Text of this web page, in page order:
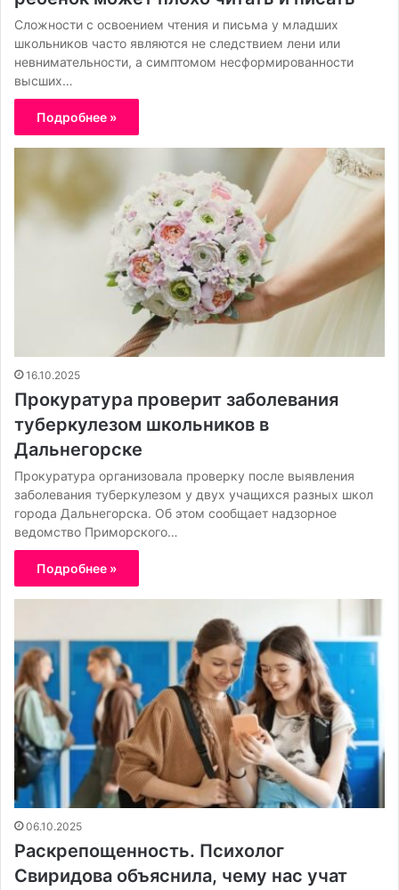
Сложности с освоением чтения и письма у младших
школьников часто являются не следствием лени или
невнимательности, а симптомом несформированности
высших…
Подробнее »
16.10.2025
Прокуратура проверит заболевания
туберкулезом школьников в
Дальнегорске
Прокуратура организовала проверку после выявления
заболевания туберкулезом у двух учащихся разных школ
города Дальнегорска. Об этом сообщает надзорное
ведомство Приморского…
Подробнее »
06.10.2025
Раскрепощенность. Психолог
Свиридова объяснила, чему нас учат